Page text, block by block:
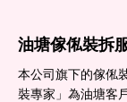
油塘傢俬裝拆
本公司旗下的傢俬
裝專家」為油塘客